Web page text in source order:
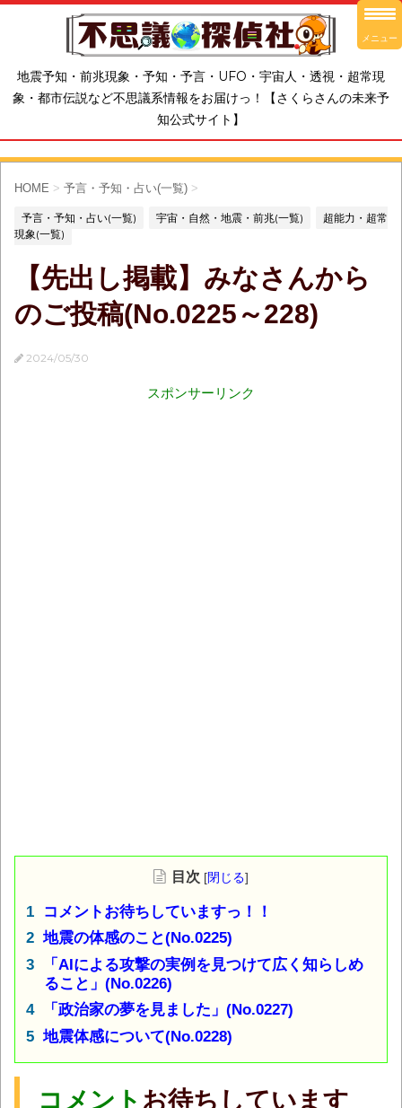
地震予知・前兆現象・予知・予言・UFO・宇宙人・透視・超常現
象・都市伝説など不思議系情報をお届けっ！【さくらさんの未来予
知公式サイト】
HOME > 予言・予知・占い(一覧) >
予言・予知・占い(一覧) 宇宙・自然・地震・前兆(一覧)
超能力・超常
現象(一覧)
【先出し掲載】みなさんから
のご投稿(No.0225～228)
2024/05/30
スポンサーリンク
目次 [閉じる]
コメントお待ちしていますっ！！
地震の体感のこと(No.0225)
「AIによる攻撃の実例を見つけて広く知らしめ
ること」(No.0226)
「政治家の夢を見ました」(No.0227)
地震体感について(No.0228)
コメント お待ちしています
メニュー